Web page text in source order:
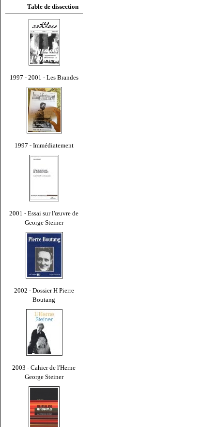
Table de dissection
1997 - 2001 - Les Brandes
1997 - Immédiatement
2001 - Essai sur l'œuvre de
George Steiner
2002 - Dossier H Pierre
Boutang
2003 - Cahier de l'Herne
George Steiner